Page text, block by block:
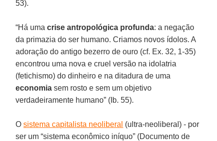
53).
“Há umacrise antropológica profunda: a negação
da primazia do ser humano. Criamos novos ídolos. A
adoração do antigo bezerro de ouro (cf. Ex. 32, 1-35)
encontrou uma nova e cruel versão na idolatria
(fetichismo) do dinheiro e na ditadura de uma
economia sem rosto e sem um objetivo
verdadeiramente humano” (Ib. 55).
Osistema capitalista neoliberal (ultra-neoliberal) - por
ser um “sistema econômico iníquo” (Documento de